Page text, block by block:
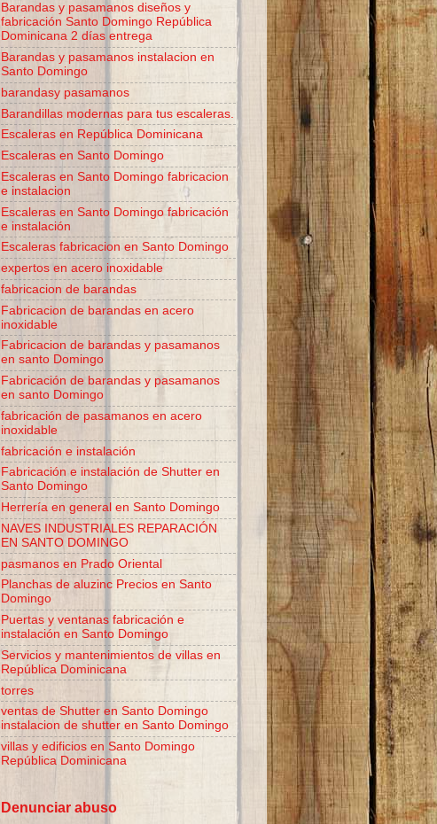
Barandas y pasamanos diseños y
fabricación Santo Domingo República
Dominicana 2 días entrega
Barandas y pasamanos instalacion en
Santo Domingo
barandasy pasamanos
Barandillas modernas para tus escaleras.
Escaleras en República Dominicana
Escaleras en Santo Domingo
Escaleras en Santo Domingo fabricacion
e instalacion
Escaleras en Santo Domingo fabricación
e instalación
Escaleras fabricacion en Santo Domingo
expertos en acero inoxidable
fabricacion de barandas
Fabricacion de barandas en acero
inoxidable
Fabricacion de barandas y pasamanos
en santo Domingo
Fabricación de barandas y pasamanos
en santo Domingo
fabricación de pasamanos en acero
inoxidable
fabricación e instalación
Fabricación e instalación de Shutter en
Santo Domingo
Herrería en general en Santo Domingo
NAVES INDUSTRIALES REPARACIÓN
EN SANTO DOMINGO
pasmanos en Prado Oriental
Planchas de aluzinc Precios en Santo
Domingo
Puertas y ventanas fabricación e
instalación en Santo Domingo
Servicios y mantenimientos de villas en
República Dominicana
torres
ventas de Shutter en Santo Domingo
instalacion de shutter en Santo Domingo
villas y edificios en Santo Domingo
República Dominicana
Denunciar abuso